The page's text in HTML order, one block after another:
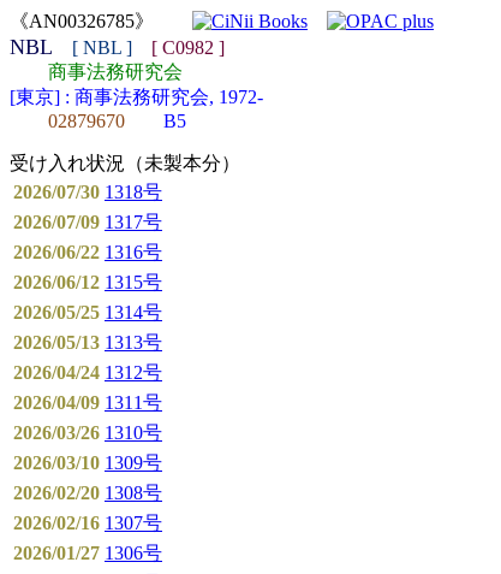
《AN00326785》
NBL [ NBL ]
[ C0982 ]
商事法務研究会
[東京] : 商事法務研究会, 1972-
02879670
B5
受け入れ状況（未製本分）
2026/07/30 1318号
2026/07/09 1317号
2026/06/22 1316号
2026/06/12 1315号
2026/05/25 1314号
2026/05/13 1313号
2026/04/24 1312号
2026/04/09 1311号
2026/03/26 1310号
2026/03/10 1309号
2026/02/20 1308号
2026/02/16 1307号
2026/01/27 1306号